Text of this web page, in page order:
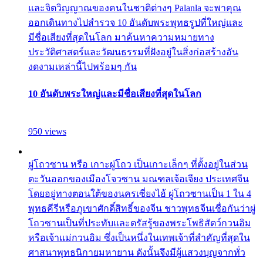
และจิตวิญญาณของคนในชาติต่างๆ Palanla จะพาคุณ
ออกเดินทางไปสำรวจ 10 อันดับพระพุทธรูปที่ใหญ่และ
มีชื่อเสียงที่สุดในโลก มาค้นหาความหมายทาง
ประวัติศาสตร์และวัฒนธรรมที่ฝังอยู่ในสิ่งก่อสร้างอัน
งดงามเหล่านี้ไปพร้อมๆ กัน
10 อันดับพระใหญ่และมีชื่อเสียงที่สุดในโลก
950 views
ผู่โถวซาน หรือ เกาะผู่โถว เป็นเกาะเล็กๆ ที่ตั้งอยู่ในส่วน
ตะวันออกของเมืองโจวซาน มณฑลเจ้อเจียง ประเทศจีน
โดยอยู่ทางตอนใต้ของนครเซี่ยงไฮ้ ผู่โถวซานเป็น 1 ใน 4
พุทธคีรีหรือภูเขาศักดิ์สิทธิ์ของจีน ชาวพุทธจีนเชื่อกันว่าผู่
โถวซานเป็นที่ประทับและตรัสรู้ของพระโพธิสัตว์กวนอิม
หรือเจ้าแม่กวนอิม ซึ่งเป็นหนึ่งในเทพเจ้าที่สำคัญที่สุดใน
ศาสนาพุทธนิกายมหายาน ดังนั้นจึงมีผู้แสวงบุญจากทั่ว